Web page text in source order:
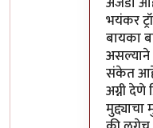
भयंकर
बायका
असल्याने
संकेत
अग्नी देणे
मुद्द्याचा